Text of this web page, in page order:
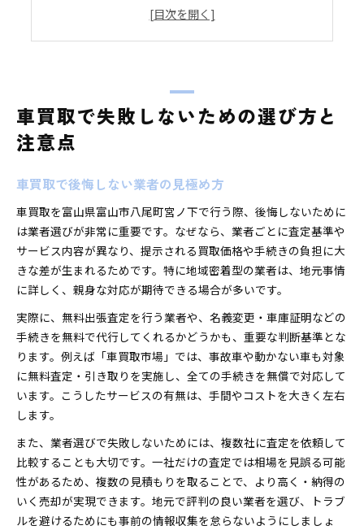
車買取おすすめサービスの特徴比較
車買取なら高額査定が期待できる理由
下取りと車買取どちらが自分向きか判断法
手間なく高く売るために知るべきポイント
車買取を手間なく進めるための事前準備
車買取で高く売るための査定アップ術
車買取どこがいいか判断する比較のコツ
複数社車買取相場の賢いチェック方法
車買取おすすめを見極める体験談活用法
事故車売却のコツと車庫証明の費用を解説
事故車買取で高値を引き出すポイント
車買取に必要な車庫証明の取得手順
車買取と車庫証明費用の相場を把握する
車買取時の費用明細を事前に確認する方法
名義変更や自動車税の疑問にスッキリ回答
車買取後の名義変更で注意したい手順
車買取時に発生する自動車税の扱い方
車買取で失敗しないための選び方と
注意点
車買取で後悔しない業者の見極め方
車買取を富山県富山市八尾町宮ノ下で行う際、後悔しないために
は業者選びが非常に重要です。なぜなら、業者ごとに査定基準や
サービス内容が異なり、提示される買取価格や手続きの負担に大
きな差が生まれるためです。特に地域密着型の業者は、地元事情
に詳しく、親身な対応が期待できる場合が多いです。
実際に、無料出張査定を行う業者や、名義変更・車庫証明などの
手続きを無料で代行してくれるかどうかも、重要な判断基準とな
ります。例えば「車買取市場」では、事故車や動かない車も対象
に無料査定・引き取りを実施し、全ての手続きを無償で対応して
います。こうしたサービスの有無は、手間やコストを大きく左右
します。
また、業者選びで失敗しないためには、複数社に査定を依頼して
比較することも大切です。一社だけの査定では相場を見誤る可能
性があるため、複数の見積もりを取ることで、より高く・納得の
いく売却が実現できます。地元で評判の良い業者を選び、トラブ
ルを避けるためにも事前の情報収集を怠らないようにしましょ